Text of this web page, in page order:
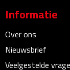
Reisbekers
Thermosbekers
Drinkflessen
Informatie
Over ons
Nieuwsbrief
Veelgestelde